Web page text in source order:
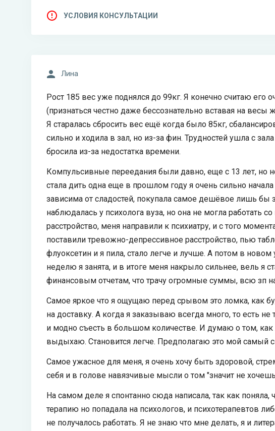
УСЛОВИЯ КОНСУЛЬТАЦИИ
Лина
Рост 185 вес уже поднялся до 99кг. Я конечно считаю его
(признаться честно даже бессознательно вставая на весы
Я старалась сбросить вес ещё когда было 85кг,
сильно и ходила в зал, но из-за фин. Трудностей ушла с
бросила из-за недостатка времени.
Компульсивные переедания были давно, еще с 13 лет, но
стала дить одна еще в прошлом году я очень сильно
зависима от сладостей, покупала самое дешёвое лишь бы
наблюдалась у психолога вуза, но она не могла работать
расстройство, меня направили к психиатру, и с того
поставили тревожно-депрессивное расстройство, пью
флуоксетин и я пила, стало легче и лучше. А потом в новом
неделю я занята, и в итоге меня накрыло сильнее, вель я
финансовым отчетам, что трачу огромные суммы, всю зп
Самое яркое что я ощущаю перед срывом это ломка, как
на доставку. А когда я заказываю всегда много, то есть не
и модно съесть в большом количестве. И думаю о том, как
выдыхаю. Становится легче. Предполагаю это мой самый
Самое ужасное для меня, я очень хочу быть здоровой,
себя и в голове навязчивые мысли о том "значит не
На самом деле я спонтанно сюда написала, так как
терапию но попадала на психологов, и психотерапевтов
не получалось работать. Я не знаю что мне делать, я и